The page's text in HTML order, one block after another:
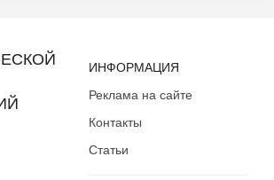
ИНФОРМАЦИЯ
Реклама на сайте
Контакты
Статьи